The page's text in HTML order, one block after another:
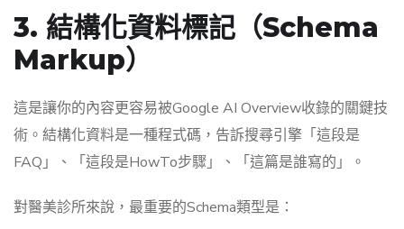
3. 結構化資料標記（Schema
Markup）
這是讓你的內容更容易被Google AI Overview收錄的關鍵技
術。結構化資料是一種程式碼，告訴搜尋引擎「這段是
FAQ」、「這段是HowTo步驟」、「這篇是誰寫的」。
對醫美診所來說，最重要的Schema類型是：